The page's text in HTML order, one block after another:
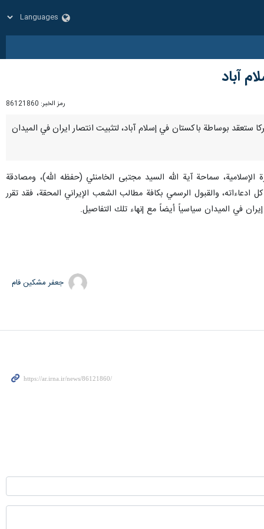
آباد
رمز الخبر: 86121860
ستعقد بوساطة باكستان في إسلام آباد، لتثبيت انتصار ايران في الميدان
الإسلامية، سماحة آية الله السيد مجتبى الخامنئي (حفظه الله)، ومصادقة
ادعاءاته، والقبول الرسمي بكافة مطالب الشعب الإيراني المحقة، فقد تقرر
جعفر مشکین فام